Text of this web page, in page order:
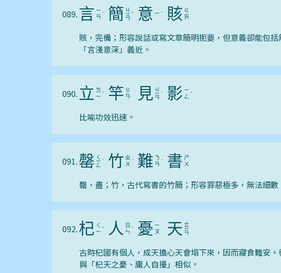
089.言 ㄧ
ㄢ ˊ 簡 ㄐ
ㄧ
ㄢ
ˇ 意 ㄧ ˋ 賅 ㄍ
ㄞ
賅，完備；形容說話或寫文章簡明扼要，但意義卻能包括
「言淺意深」義近。
090. 立 ㄌ
ㄧ ˋ 竿 ㄍ
ㄢ
見 ㄐ
ㄧ
ㄢ
ˋ 影 ㄧ
ㄥ ˇ
比喻功效迅速。
091.罄 ㄑ
ㄧ
ㄥ
ˋ 竹 ㄓ
ㄨ ˊ 難 ㄋ
ㄢ ˊ 書 ㄕ
ㄨ
罄，盡；竹，古代寫書的竹簡；形容罪惡極多，無法細數
092.杞 ㄑ
ㄧ ˇ 人 ㄖ
ㄣ ˊ 憂 ㄧ
ㄡ
天 ㄊ
ㄧ
ㄢ
古時杞國有個人，成天擔心天會塌下來，因而寢食難安
與「杞天之憂、庸人自擾」相似。